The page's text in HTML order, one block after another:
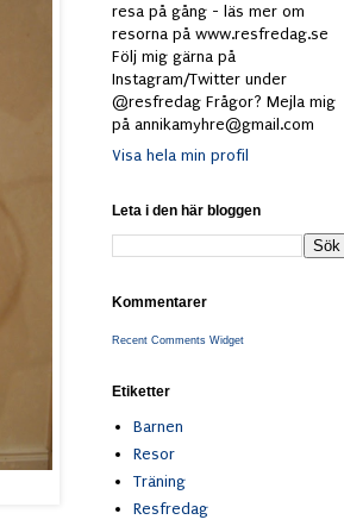
resa på gång - läs mer om
resorna på www.resfredag.se
Följ mig gärna på
Instagram/Twitter under
@resfredag Frågor? Mejla mig
på annikamyhre@gmail.com
Visa hela min profil
Leta i den här bloggen
Kommentarer
Recent Comments Widget
Etiketter
Barnen
Resor
Träning
Resfredag